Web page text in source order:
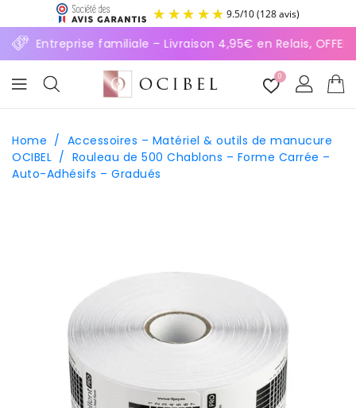
9.5/10
⚡ Entreprise familiale – Livraison 4,95€ en Relais,
0
Home / Accessoires – Matériel & outils de manucure
OCIBEL / Rouleau de 500 Chablons – Forme Carrée –
Auto-Adhésifs – Gradués